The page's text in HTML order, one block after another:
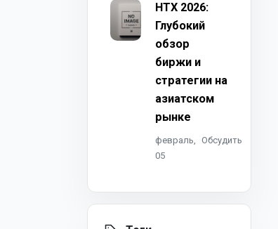
HTX 2026:
Глубокий
обзор
биржи и
стратегии на
азиатском
рынке
февраль,
05
Обсудить